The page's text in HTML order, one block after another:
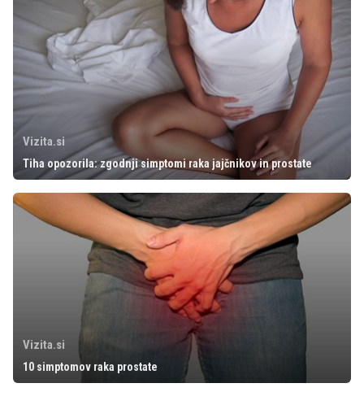
Vizita.si
Tiha opozorila: zgodnji simptomi raka jajčnikov in prostate
Vizita.si
10 simptomov raka prostate